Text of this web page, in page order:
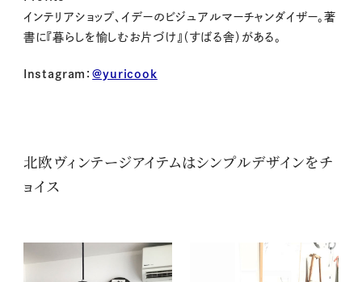
インテリアショップ、イデーのビジュアルマーチャンダイザー。著
書に『暮らしを愉しむお片づけ』（すばる舎）がある。
Instagram：@yuricook
北欧ヴィンテージアイテムはシンプルデザインをチ
ョイス